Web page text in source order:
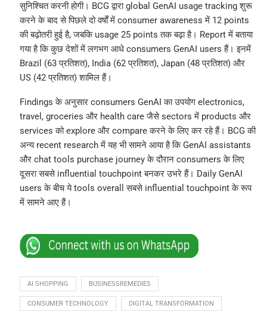
सुनिश्चित करनी होगी। BCG द्वारा global GenAI usage tracking शुरू
करने के बाद से पिछले दो वर्षों में consumer awareness में 12 points
की बढ़ोतरी हुई है, जबकि usage 25 points तक बढ़ा है। Report में बताया
गया है कि कुछ देशों में लगभग आधे consumers GenAI users हैं। इनमें
Brazil (63 प्रतिशत), India (62 प्रतिशत), Japan (48 प्रतिशत) और
US (42 प्रतिशत) शामिल हैं।
Findings के अनुसार consumers GenAI का उपयोग electronics,
travel, groceries और health care जैसे sectors में products और
services को explore और compare करने के लिए कर रहे हैं। BCG की
अन्य recent research में यह भी सामने आया है कि GenAI assistants
और chat tools purchase journey के दौरान consumers के लिए
दूसरा सबसे influential touchpoint बनकर उभरे हैं। Daily GenAI
users के बीच ये tools overall सबसे influential touchpoint के रूप
में सामने आए हैं।
AI SHOPPING BUSINESSREMEDIES
CONSUMER TECHNOLOGY DIGITAL TRANSFORMATION